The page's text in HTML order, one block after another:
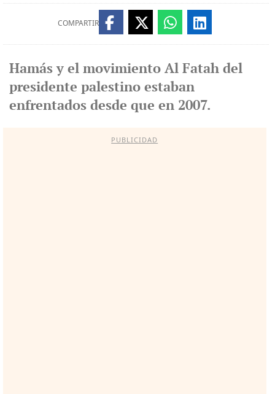
COMPARTIR
Hamás y el movimiento Al Fatah del
presidente palestino estaban
enfrentados desde que en 2007.
PUBLICIDAD